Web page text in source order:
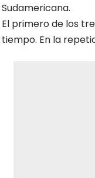
Sudamericana.
El primero de los
tiempo. En la